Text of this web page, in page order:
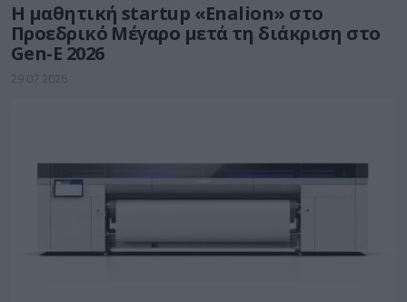
Η μαθητική startup «Enalion» στο
Προεδρικό Μέγαρο μετά τη διάκριση στο
Gen-E 2026
29.07.2026